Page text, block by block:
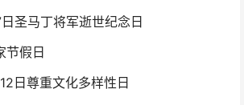
圣马丁将军逝世纪念日
节假日
日尊重文化多样性日